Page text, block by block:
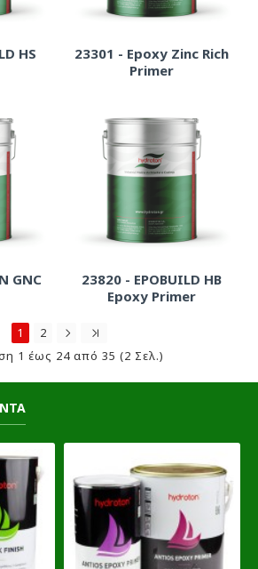
HS
23301 - Epoxy Zinc Rich
Primer
GNC
23820 - EPOBUILD HB
Epoxy Primer
1
2
1 έως 24 από 35 (2 Σελ.)